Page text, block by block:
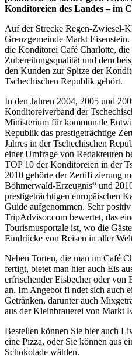
Konditoreien des Landes – im
Auf der Strecke Regen-Zwiesel-
Grenzgemeinde Markt
die Konditorei Café Charlotte, die
Zubereitungsqualität und dem
den Kunden zur Spitze der
Tschechischen Republik gehört.
In den Jahren 2004, 2005 und
Konditoreiverband der
Ministerium für kommunale
Republik das prestigeträchtige
Jahres in der Tschechischen
einer Umfrage von Redakteuren
TOP 10 der Konditoreien in der
2010 gehörte der Zertifi zierung
Böhmerwald-Erzeugnis“ und
prestigeträchtigen europäischen
Guide aufgenommen. Sehr
TripAdvisor.com bewertet, das
Tourismusportale ist, wo die
Eindrücke von Reisen in aller
Neben Torten, die man im Café
fertigt, bietet man hier auch Eis
erfrischender Eisbecher oder von
an. Im Angebot fi ndet sich auch
Getränken, darunter auch
aus der Kleinbrauerei von Markt
Bestellen können Sie hier auch
eine Pizza, oder Sie können aus
Schokolade wählen.